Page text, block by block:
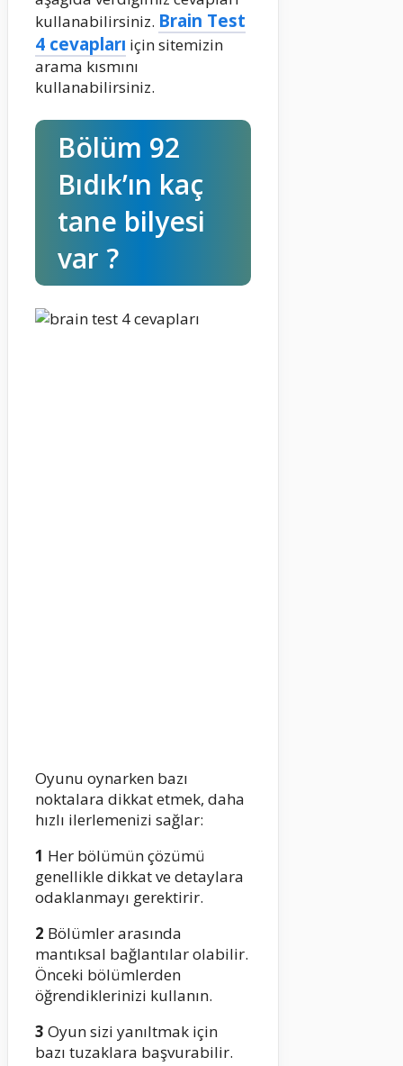
kullanabilirsiniz. Brain Test
4 cevapları için sitemizin
arama kısmını
kullanabilirsiniz.
Bölüm 92
Bıdık’ın kaç
tane bilyesi
var ?
Oyunu oynarken bazı
noktalara dikkat etmek, daha
hızlı ilerlemenizi sağlar:
1 Her bölümün çözümü
genellikle dikkat ve detaylara
odaklanmayı gerektirir.
2 Bölümler arasında
mantıksal bağlantılar olabilir.
Önceki bölümlerden
öğrendiklerinizi kullanın.
3 Oyun sizi yanıltmak için
bazı tuzaklara başvurabilir.